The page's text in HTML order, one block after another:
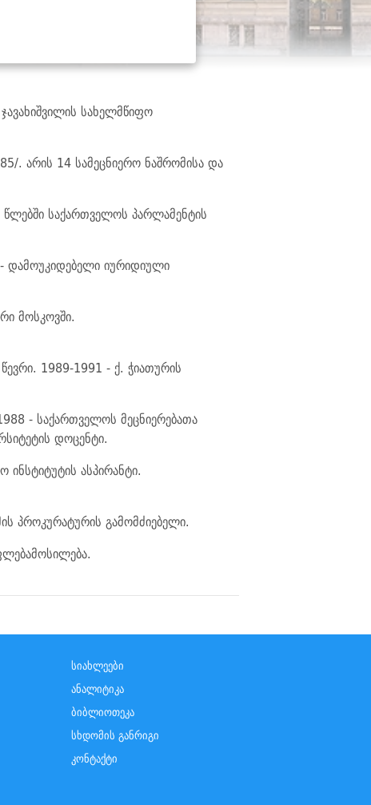
სახელმწიფო
. არის 14 სამეცნიერო ნაშრომისა და
საქართველოს პარლამენტის
დამოუკიდებელი იურიდიული
მოსკოვში.
1989-1991 - ქ. ჭიათურის
- საქართველოს მეცნიერებათა
დოცენტი.
ასპირანტი.
პროკურატურის გამომძიებელი.
სიახლეები
ანალიტიკა
ბიბლიოთეკა
სხდომის განრიგი
კონტაქტი